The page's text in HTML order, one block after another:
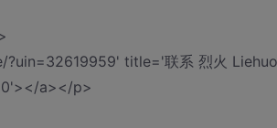
?uin=32619959' title='联系 烈火
a></p>